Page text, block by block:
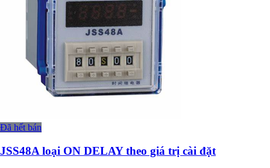
Đã hết bán
JSS48A loại ON DELAY theo giá trị cài đặt